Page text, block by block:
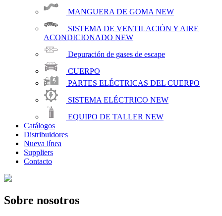
MANGUERA DE GOMA NEW
SISTEMA DE VENTILACIÓN Y AIRE
ACONDICIONADO NEW
Depuración de gases de escape
CUERPO
PARTES ELÉCTRICAS DEL CUERPO
SISTEMA ELÉCTRICO NEW
EQUIPO DE TALLER NEW
Catálogos
Distribuidores
Nueva línea
Suppliers
Contacto
Sobre nosotros